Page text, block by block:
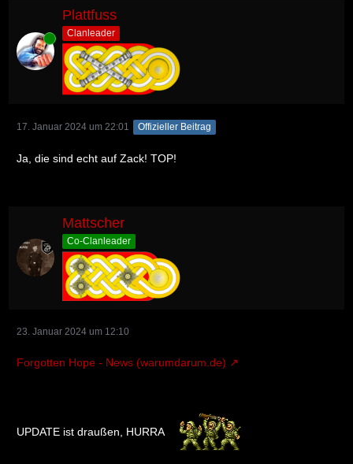
Online
Plattfuss
Clanleader
17. Januar 2024 um 22:01 Offizieller Beitrag
Ja, die sind echt auf Zack! TOP!
Mattscher
Co-Clanleader
23. Januar 2024 um 12:10
Forgotten Hope - News (warumdarum.de)
UPDATE ist draußen, HURRA